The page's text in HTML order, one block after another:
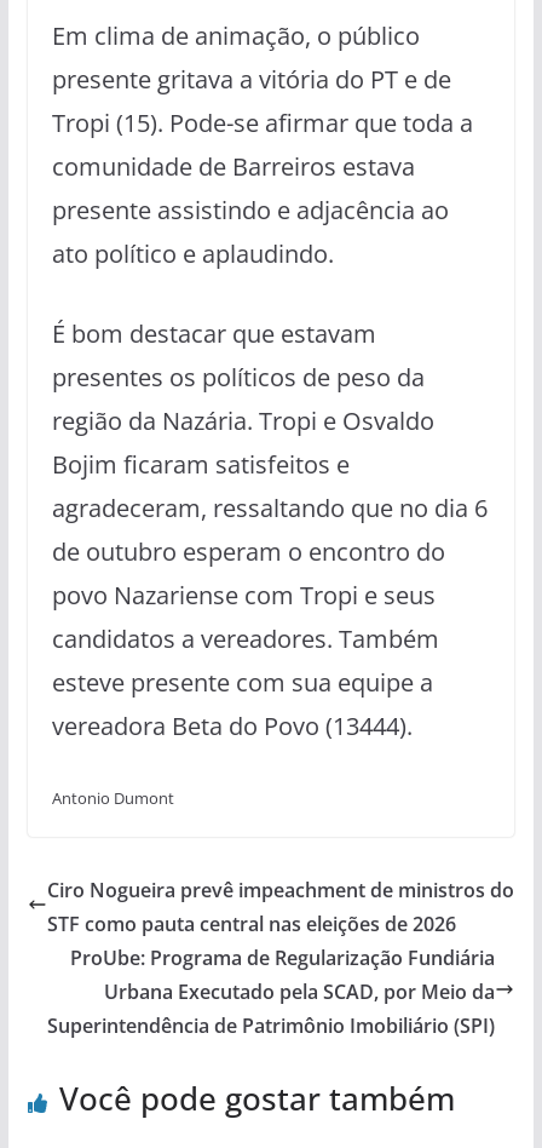
Em clima de animação, o público
presente gritava a vitória do PT e de
Tropi (15). Pode-se afirmar que toda a
comunidade de Barreiros estava
presente assistindo e adjacência ao
ato político e aplaudindo.
É bom destacar que estavam
presentes os políticos de peso da
região da Nazária. Tropi e Osvaldo
Bojim ficaram satisfeitos e
agradeceram, ressaltando que no dia 6
de outubro esperam o encontro do
povo Nazariense com Tropi e seus
candidatos a vereadores. Também
esteve presente com sua equipe a
vereadora Beta do Povo (13444).
Antonio Dumont
Ciro Nogueira prevê impeachment de ministros do
STF como pauta central nas eleições de 2026
ProUbe: Programa de Regularização Fundiária
Urbana Executado pela SCAD, por Meio da
Superintendência de Patrimônio Imobiliário (SPI)
Você pode gostar também